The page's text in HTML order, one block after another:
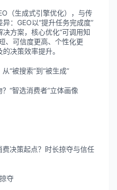
（生成式引擎优化），与传
：GEO以“提升任务完成度”
方案，核心优化“可调用知
、可信度更高、个性化更
决策效率提升。
“被搜索”到“被生成”
“智选消费者”立体画像
费决策起点？时长掠夺与信任
夺